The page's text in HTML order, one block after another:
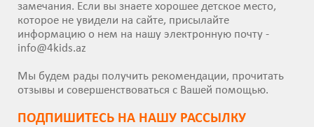
замечания. Если вы знаете хорошее детское место,
которое не увидели на сайте, присылайте
информацию о нем на нашу электронную почту -
info@4kids.az
Мы будем рады получить рекомендации, прочитать
отзывы и совершенствоваться с Вашей помощью.
ПОДПИШИТEСЬ НА НАШУ РАССЫЛКУ